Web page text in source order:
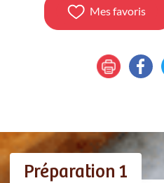
Mes favoris
Préparation 1